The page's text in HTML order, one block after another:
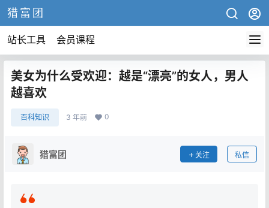
猎富团
站长工具 会员课程
美女为什么受欢迎：越是“漂亮”的女人，男人
越喜欢
百科知识 3 年前 0
猎富团 关注 私信